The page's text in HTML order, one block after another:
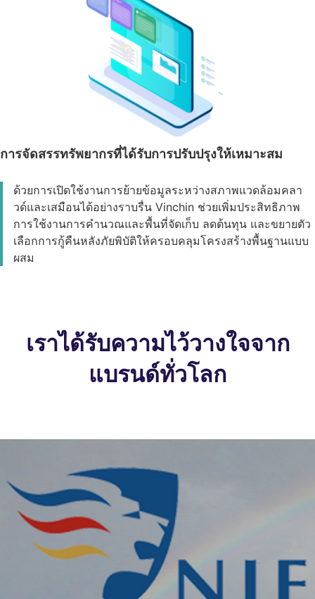
การจัดสรรทรัพยากรที่ได้รับการปรับปรุงให้เหมาะสม
ด้วยการเปิดใช้งานการย้ายข้อมูลระหว่างสภาพแวดล้อมคลา
วด์และเสมือนได้อย่างราบรื่น Vinchin ช่วยเพิ่มประสิทธิภาพ
การใช้งานการคำนวณและพื้นที่จัดเก็บ ลดต้นทุน และขยายตัว
เลือกการกู้คืนหลังภัยพิบัติให้ครอบคลุมโครงสร้างพื้นฐานแบบ
ผสม
เราได้รับความไว้วางใจจาก
แบรนด์ทั่วโลก